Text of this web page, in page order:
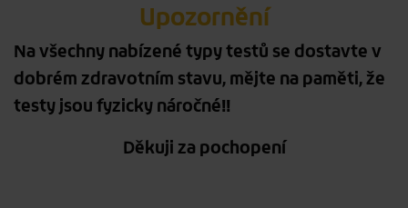
Upozornění
Na všechny nabízené typy testů se dostavte v
dobrém zdravotním stavu, mějte na paměti, že
testy jsou fyzicky náročné!!
Děkuji za pochopení